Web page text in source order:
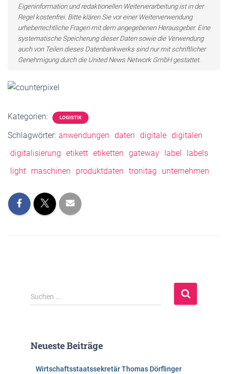
Eigeninformation und redaktionellen Weiterverarbeitung ist in der
Regel kostenfrei. Bitte klären Sie vor einer Weiterverwendung
urheberrechtliche Fragen mit dem angegebenen Herausgeber. Eine
systematische Speicherung dieser Daten sowie die Verwendung
auch von Teilen dieses Datenbankwerks sind nur mit schriftlicher
Genehmigung durch die United News Network GmbH gestattet.
Kategorien: LOGISTIK
Schlagwörter: anwendungen daten digitale digitalen
digitalisierung etikett etiketten gateway label
labels
light maschinen produktdaten tronitag unternehmen
S
u
n
Suchen …
Neueste Beiträge
Wirtschaftsstaatssekretär Thomas Dörflinger